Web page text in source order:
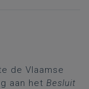
de Vlaamse
aan het Besluit